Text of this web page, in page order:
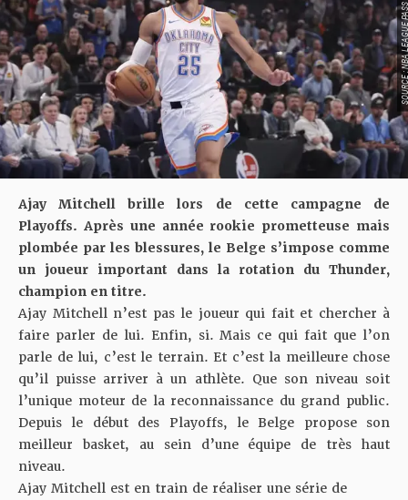
SOURCE :
Ajay Mitchell brille lors de cette campagne de
Playoffs. Après une année rookie prometteuse mais
plombée par les blessures, le Belge s’impose comme
un joueur important dans la rotation du Thunder,
champion en titre.
Ajay Mitchell n’est pas le joueur qui fait et chercher à
faire parler de lui. Enfin, si. Mais ce qui fait que l’on
parle de lui, c’est le terrain. Et c’est la meilleure chose
qu’il puisse arriver à un athlète. Que son niveau soit
l’unique moteur de la reconnaissance du grand public.
Depuis le début des Playoffs, le Belge propose son
meilleur basket, au sein d’une équipe de très haut
niveau.
Ajay Mitchell est en train de réaliser une série de